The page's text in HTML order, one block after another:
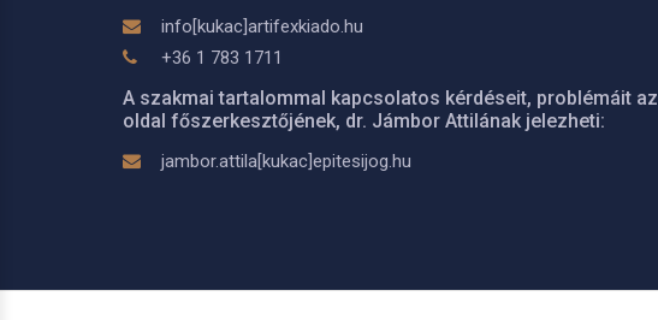
info[kukac]artifexkiado.hu
+36 1 783 1711
A szakmai tartalommal kapcsolatos kérdéseit, problémáit az
oldal főszerkesztőjének, dr. Jámbor Attilának jelezheti:
jambor.attila[kukac]epitesijog.hu